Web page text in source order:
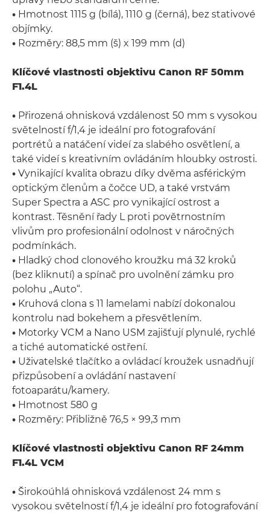
• Hmotnost 1115 g (bílá), 1110 g (černá), bez stativové
objímky.
• Rozměry: 88,5 mm (š) x 199 mm (d)
Klíčové vlastnosti objektivu Canon RF 50mm
F1.4L
• Přirozená ohnisková vzdálenost 50 mm s vysokou
světelností f/1,4 je ideální pro fotografování
portrétů a natáčení videí za slabého osvětlení, a
také videí s kreativním ovládáním hloubky ostrosti.
• Vynikající kvalita obrazu díky dvěma asférickým
optickým členům a čočce UD, a také vrstvám
Super Spectra a ASC pro vynikající ostrost a
kontrast. Těsnění řady L proti povětrnostním
vlivům pro profesionální odolnost v náročných
podmínkách.
• Hladký chod clonového kroužku má 32 kroků
(bez kliknutí) a spínač pro uvolnění zámku pro
polohu „Auto“.
• Kruhová clona s 11 lamelami nabízí dokonalou
kontrolu nad bokehem a přesvětlením.
• Motorky VCM a Nano USM zajišťují plynulé, rychlé
a tiché automatické ostření.
• Uživatelské tlačítko a ovládací kroužek usnadňují
přizpůsobení a ovládání nastavení
fotoaparátu/kamery.
• Hmotnost 580 g
• Rozměry: Přibližně 76,5 × 99,3 mm
Klíčové vlastnosti objektivu Canon RF 24mm
F1.4L VCM
• Širokoúhlá ohnisková vzdálenost 24 mm s
vysokou světelností f/1,4 je ideální pro fotografování